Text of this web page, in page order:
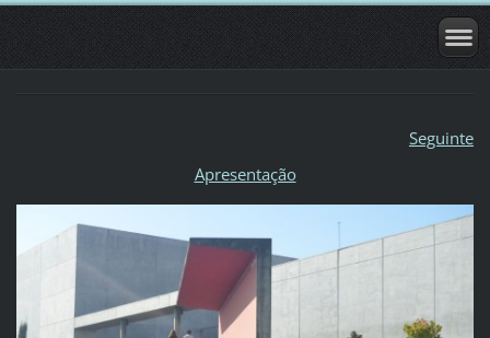
Seguinte
Apresentação